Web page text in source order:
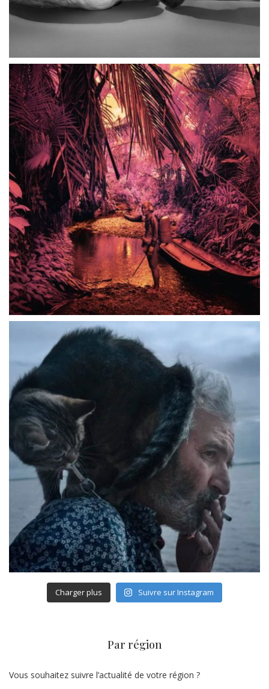
Charger plus Suivre sur Instagram
Par région
Vous souhaitez suivre l’actualité de votre région ?